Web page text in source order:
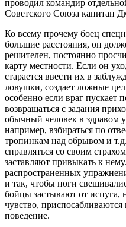
проводил командир
Советского Союза капитан
Ко всему прочему боец
большие расстояния, он
решителен, постоянно
карту местности. Если он
старается ввести их в
ловушки, создает ложные
особенно если враг пускает
возвращаться с задания
обычный человек в здравом
например, взбираться по
тропинкам над обрывом и
справляться со своим
заставляют привыкать к
распространенных
и так, чтобы ноги
бойцы застывают от испуга,
чувство,
поведение.